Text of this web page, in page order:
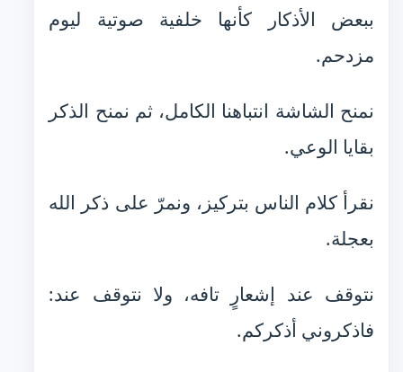
ببعض الأذكار كأنها خلفية صوتية ليوم
مزدحم.
نمنح الشاشة انتباهنا الكامل، ثم نمنح الذكر
بقايا الوعي.
نقرأ كلام الناس بتركيز، ونمرّ على ذكر الله
بعجلة.
نتوقف عند إشعارٍ تافه، ولا نتوقف عند:
فاذكروني أذكركم.